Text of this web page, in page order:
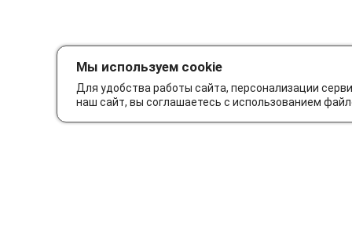
Мы используем cookie
Для удобства работы сайта, персонализации
наш сайт, вы соглашаетесь с использованием